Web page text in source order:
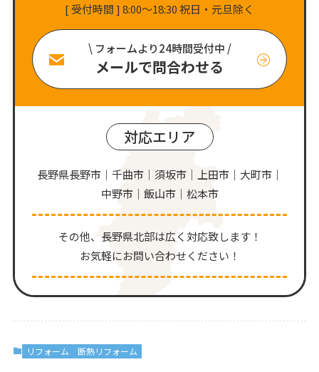
[ 受付時間 ] 8:00〜18:30 祝日・元旦除く
\ フォームより24時間受付中 /
メールで問合わせる
対応エリア
長野県長野市｜千曲市｜須坂市｜上田市｜大町市｜
中野市｜飯山市｜松本市
その他、⻑野県北部は広く対応致します！
お気軽にお問い合わせください！
リフォーム 断熱リフォーム